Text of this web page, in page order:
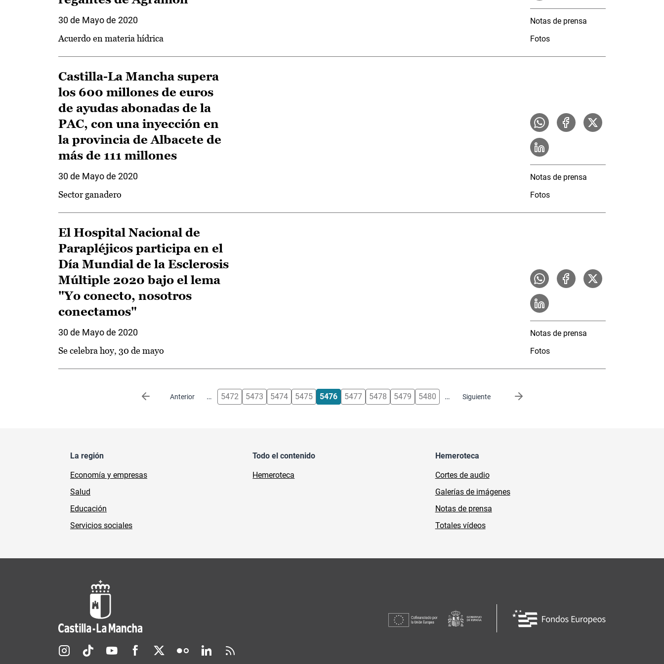
30 de Mayo de 2020
Acuerdo en materia hídrica
Notas de prensa
Fotos
Castilla-La Mancha supera
los 600 millones de euros
de ayudas abonadas de la
PAC, con una inyección en
la provincia de Albacete de
más de 111 millones
30 de Mayo de 2020
Sector ganadero
Notas de prensa
Fotos
El Hospital Nacional de
Parapléjicos participa en el
Día Mundial de la Esclerosis
Múltiple 2020 bajo el lema
"Yo conecto, nosotros
conectamos"
30 de Mayo de 2020
Se celebra hoy, 30 de mayo
Notas de prensa
Fotos
Anterior
Página anterior … 5472 5473 5474 5475 5476 5477 5478 5479 5480 … Siguiente
Siguiente página
La región
Economía y empresas
Salud
Educación
Servicios sociales
Todo el contenido
Hemeroteca
Hemeroteca
Cortes de audio
Galerías de imágenes
Notas de prensa
Totales vídeos
Redes sociales JCCM